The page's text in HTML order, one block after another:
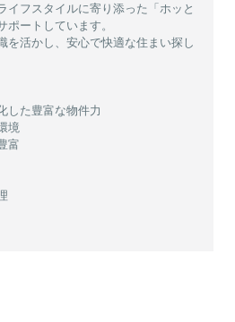
イフスタイルに寄り添った「ホッと
ートしています。
を活かし、安心で快適な住まい探し
した豊富な物件力
境
富